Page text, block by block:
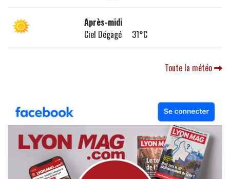
Après-midi
Ciel Dégagé 31°C
Toute la météo